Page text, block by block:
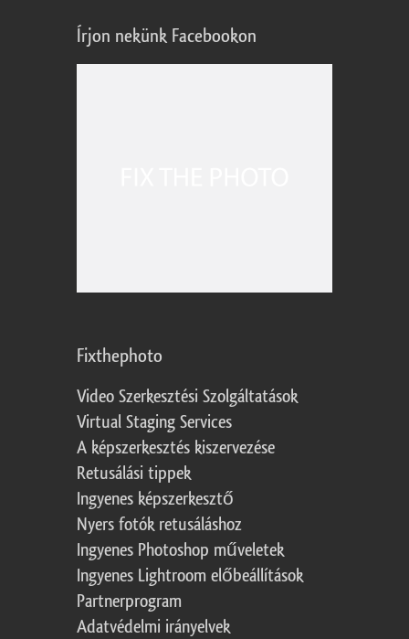
Írjon nekünk Facebookon
Fixthephoto
Video Szerkesztési Szolgáltatások
Virtual Staging Services
A képszerkesztés kiszervezése
Retusálási tippek
Ingyenes képszerkesztő
Nyers fotók retusáláshoz
Ingyenes Photoshop műveletek
Ingyenes Lightroom előbeállítások
Partnerprogram
Adatvédelmi irányelvek